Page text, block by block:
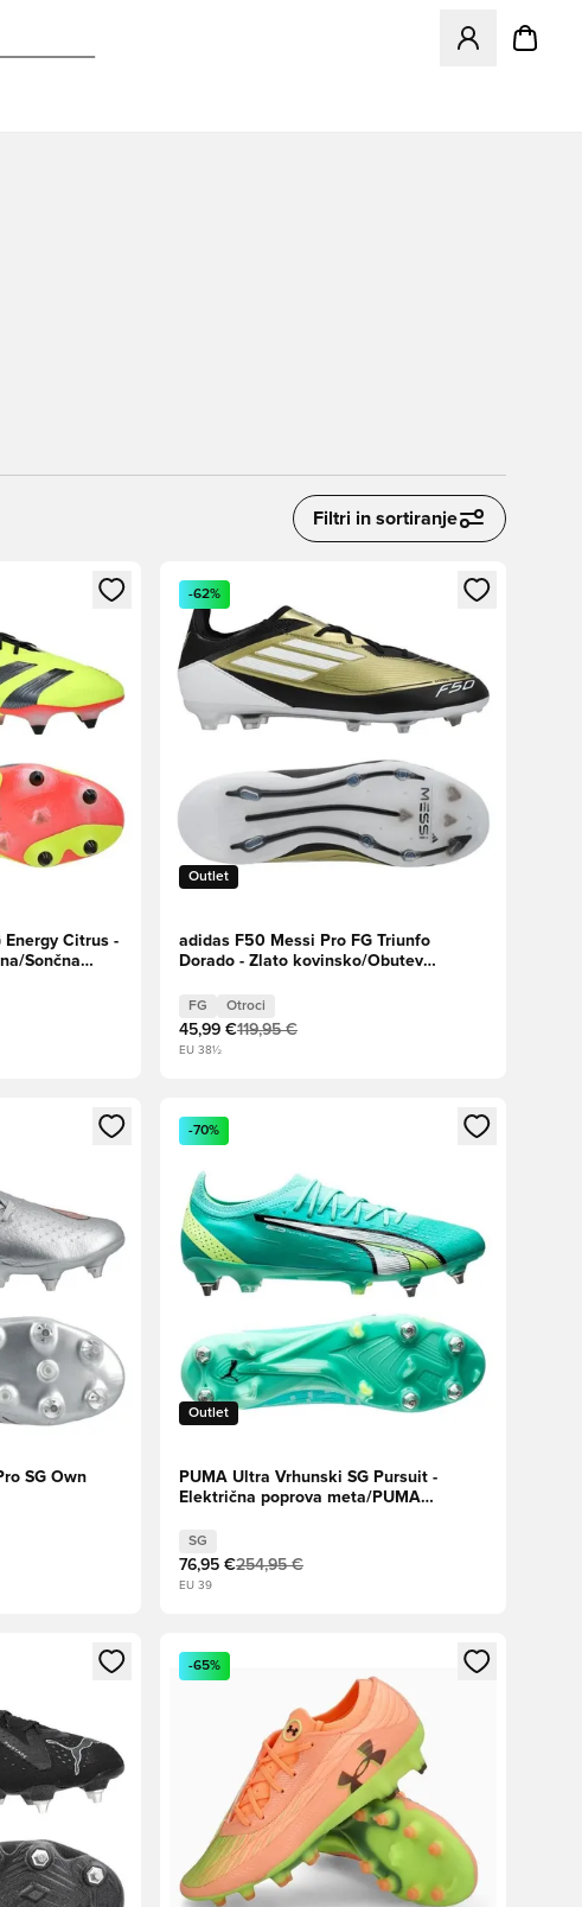
Odpre Modal
Filtri in sortiranje
vpis kot član
Energy Citrus -
Sončna
Odpre Modal za prijavo ali vpis kot član
Outlet
-62%
adidas F50 Messi Pro FG Triunfo
Dorado - Zlato kovinsko/Obutev
FG Otroci
45,99 €119,95 €
EU 38½
vpis kot član
SG Own
Odpre Modal za prijavo ali vpis kot član
Outlet
-70%
PUMA Ultra Vrhunski SG Pursuit -
Električna poprova meta/PUMA
SG
76,95 €254,95 €
EU 39
vpis kot član Odpre Modal za prijavo ali vpis kot član
-65%